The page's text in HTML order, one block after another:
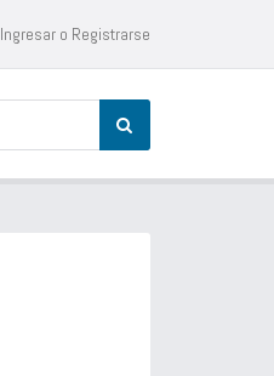
Ingresar o Registrarse